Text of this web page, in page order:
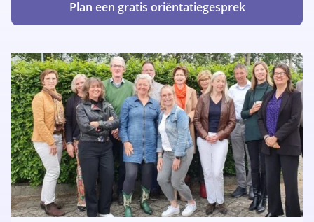
Plan een gratis oriëntatiegesprek